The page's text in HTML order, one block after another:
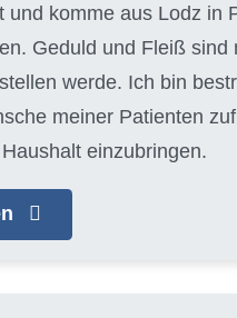
und komme aus Lodz in
Geduld und Fleiß
werde. Ich bin
meiner Patienten
einzubringen.